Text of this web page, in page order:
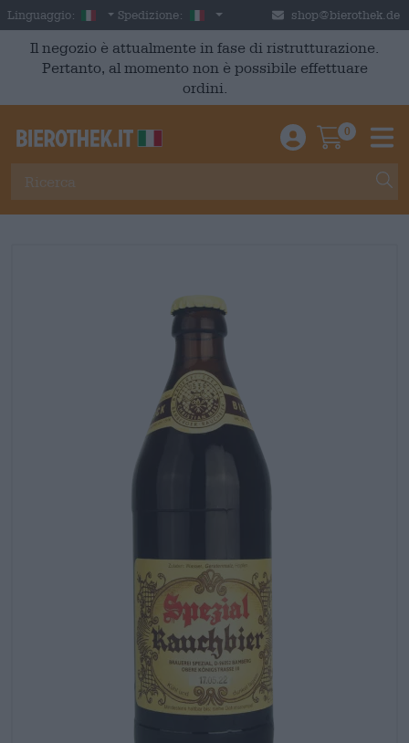
Skip to main content
Linguaggio: Italian
Spedizione: Italia shop@bierothek.de
Il negozio è attualmente in fase di ristrutturazione.
Pertanto, al momento non è possibile effettuare
ordini.
Einloggen /
0